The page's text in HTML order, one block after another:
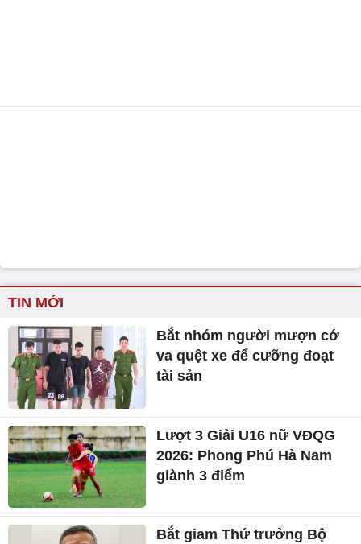
TIN MỚI
Bắt nhóm người mượn cớ
va quệt xe để cưỡng đoạt
tài sản
Lượt 3 Giải U16 nữ VĐQG
2026: Phong Phú Hà Nam
giành 3 điểm
Bắt giam Thứ trưởng Bộ